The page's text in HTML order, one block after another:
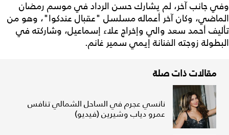
وفي جانب آخر، لم يشارك حسن الرداد في موسم رمضان
الماضي، وكان آخر أعماله مسلسل "عقبال عندكوا"، وهو من
تأليف أحمد سعد والي وإخراج علاء إسماعيل، وشاركته في
البطولة زوجته الفنانة إيمي سمير غانم.
مقالات ذات صلة
نانسي عجرم في الساحل الشمالي تنافس
عمرو دياب وشيرين (فيديو)